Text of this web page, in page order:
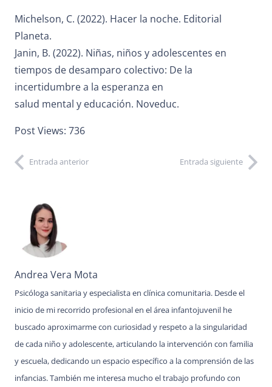
Michelson, C. (2022). Hacer la noche. Editorial
Planeta.
Janin, B. (2022). Niñas, niños y adolescentes en
tiempos de desamparo colectivo: De la
incertidumbre a la esperanza en
salud mental y educación. Noveduc.
Post Views: 736
Entrada anterior Entrada siguiente
Andrea Vera Mota
Psicóloga sanitaria y especialista en clínica comunitaria. Desde el
inicio de mi recorrido profesional en el área infantojuvenil he
buscado aproximarme con curiosidad y respeto a la singularidad
de cada niño y adolescente, articulando la intervención con familia
y escuela, dedicando un espacio específico a la comprensión de las
infancias. También me interesa mucho el trabajo profundo con